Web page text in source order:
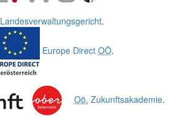
Landesverwaltungsgericht.
Europe Direct OÖ.
Oö. Zukunftsakademie.